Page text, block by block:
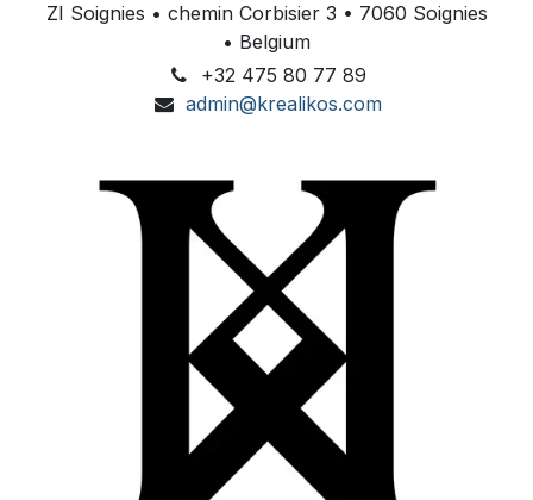
ZI Soignies • chemin Corbisier 3 • 7060 Soignies
• Belgium
+32 475 80 77 89
admin@krealikos.com